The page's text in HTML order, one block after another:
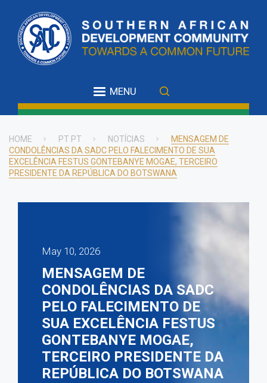
main
content
MENU
Breadcrumb
HOME PT PT NOTÍCIAS
MENSAGEM DE
CONDOLÊNCIAS DA SADC PELO FALECIMENTO DE SUA
EXCELÊNCIA FESTUS GONTEBANYE MOGAE, TERCEIRO
PRESIDENTE DA REPÚBLICA DO BOTSWANA
May 10, 2026
MENSAGEM DE
CONDOLÊNCIAS DA SADC
PELO FALECIMENTO DE
SUA EXCELÊNCIA FESTUS
GONTEBANYE MOGAE,
TERCEIRO PRESIDENTE DA
REPÚBLICA DO BOTSWANA